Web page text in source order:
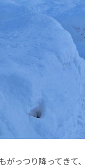
がっつり降ってきて